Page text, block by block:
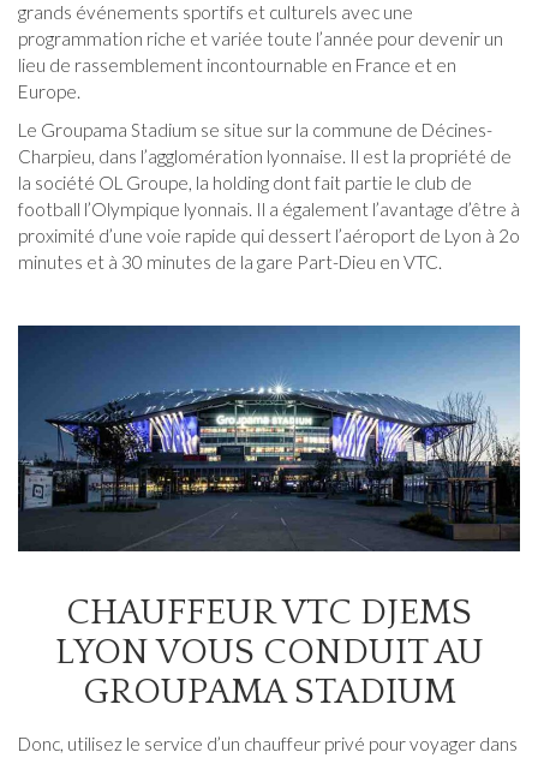
en-
Velin
VTC
Villeurbanne
VTC
Chauffeur
grands événements sportifs et culturels avec une
programmation riche et variée toute l’année pour devenir un
lieu de rassemblement incontournable en France et en
Europe.
Le Groupama Stadium se situe sur la commune de Décines-
Charpieu, dans l’agglomération lyonnaise. Il est la propriété de
la société OL Groupe, la holding dont fait partie le club de
football l’Olympique lyonnais. Il a également l’avantage d’être à
proximité d’une voie rapide qui dessert l’aéroport de Lyon à 2o
minutes et à 30 minutes de la gare Part-Dieu en VTC.
CHAUFFEUR VTC DJEMS
LYON VOUS CONDUIT AU
GROUPAMA STADIUM
Donc, utilisez le service d’un chauffeur privé pour voyager dans